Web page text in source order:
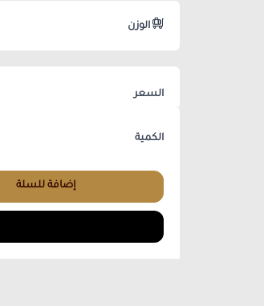
الوزن
السعر
الكمية
إضافة للسلة